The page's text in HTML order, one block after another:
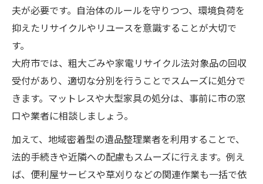
夫が必要です。自治体のルールを守りつつ、環境負荷を
抑えたリサイクルやリユースを意識することが大切で
す。
大府市では、粗大ごみや家電リサイクル法対象品の回収
受付があり、適切な分別を行うことでスムーズに処分で
きます。マットレスや大型家具の処分は、事前に市の窓
口や業者に相談しましょう。
加えて、地域密着型の遺品整理業者を利用することで、
法的手続きや近隣への配慮もスムーズに行えます。例え
ば、便利屋サービスや草刈りなどの関連作業も一括で依